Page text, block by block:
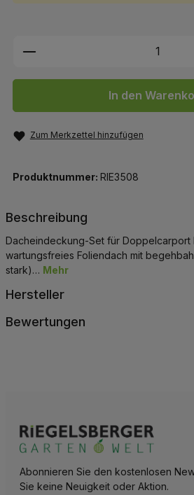
Produkt Anzahl: Gib
In den
Zum Merkzettel hinzufügen
Produktnummer: RIE3508
Beschreibung
Dacheindeckung-Set für Doppelcarport
wartungsfreies Foliendach mit
stark)… Mehr
Hersteller
Bewertungen
Abonnieren Sie den kostenlosen
Sie keine Neuigkeit oder Aktion.